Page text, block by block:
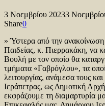
3 Νοεμβρίου 20233
Share0
» Ύστερα από την
Παιδείας, κ. Πιερρακάκη, να
Βουλή με τον οποίο θα
τμήματα «Γαβρόγλου», τα
λειτουργίας, ανάμεσα τους
Ιεράπετρας, ως Δημοτική
εκφράζουμε τη διαμαρτυρία